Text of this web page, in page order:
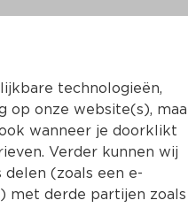
Boer'n
(per kilo €4.42)
technologieën,
op onze website(s),
wanneer je doorklikt
Verder kunnen wij
(zoals een e-
met derde partijen zoals